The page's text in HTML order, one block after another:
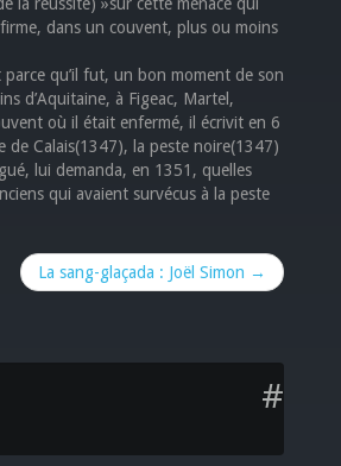
dans un couvent, plus ou moins
qu’il fut, un bon moment de son
d’Aquitaine, à Figeac, Martel,
où il était enfermé, il écrivit en 6
de Calais(1347), la peste noire(1347)
lui demanda, en 1351, quelles
qui avaient survécus à la peste
La sang-glaçada : Joël Simon →
#